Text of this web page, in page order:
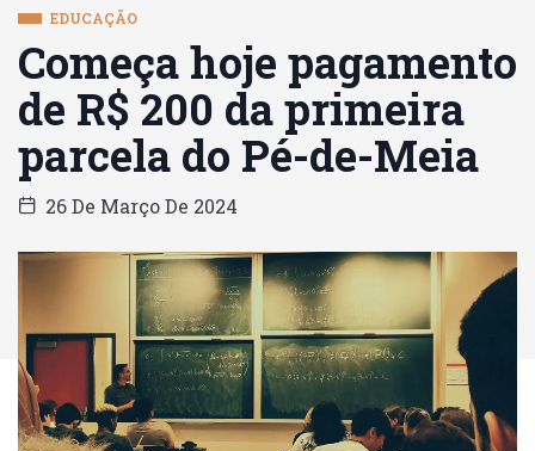
EDUCAÇÃO
Começa hoje pagamento
de R$ 200 da primeira
parcela do Pé-de-Meia
26 De Março De 2024